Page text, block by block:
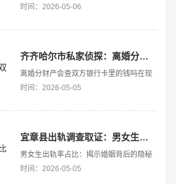
离婚手续后产生疑问的当事人关心的问
强，很多人希望了解在特定情况下是否可
系。本文将围绕“离婚登记后能
时间：2026-05-06
齐齐哈尔市私家侦探：离婚分财产会查双方银行卡里的钱吗
离婚分财产会查双方银行卡里的钱吗在现
代社会，随着经济的发展和法律制度的完
夫妻关注的焦点。尤其是在涉及银行账户
会查双方银行卡里的钱吗？” 这是一个关系
时间：2026-05-05
宜章县出轨调查取证：男女生出轨率占比
男女生出轨率占比：揭示婚姻背后的隐秘
真相在现代社会，婚姻关系逐渐变得多元
时间：2026-05-05